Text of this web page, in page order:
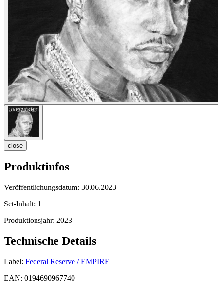
close
Produktinfos
Veröffentlichungsdatum: 30.06.2023
Set-Inhalt: 1
Produktionsjahr: 2023
Technische Details
Label: Federal Reserve / EMPIRE
EAN: 0194690967740